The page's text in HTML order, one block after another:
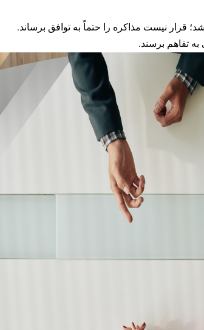
تفاهم برسند.